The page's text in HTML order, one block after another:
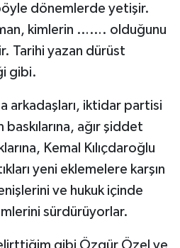
dönemlerde yetişir.
kimlerin ……. olduğunu
Tarihi yazan dürüst
gibi.
arkadaşları, iktidar partisi
ağır şiddet
Kemal Kılıçdaroğlu
yeni eklemelere karşın
ve hukuk içinde
sürdürüyorlar.
gibi Özgür Özel ve